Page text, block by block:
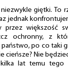
giętki. To
jednak
większość
ochronny, z
po co taki
cieńsze? Nie
kilka lat temu tego